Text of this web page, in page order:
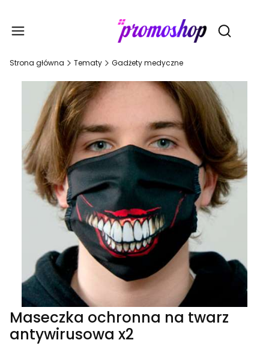
Otwórz
Strona główna Tematy Gadżety medyczne
Maseczka ochronna na twarz
antywirusowa x2